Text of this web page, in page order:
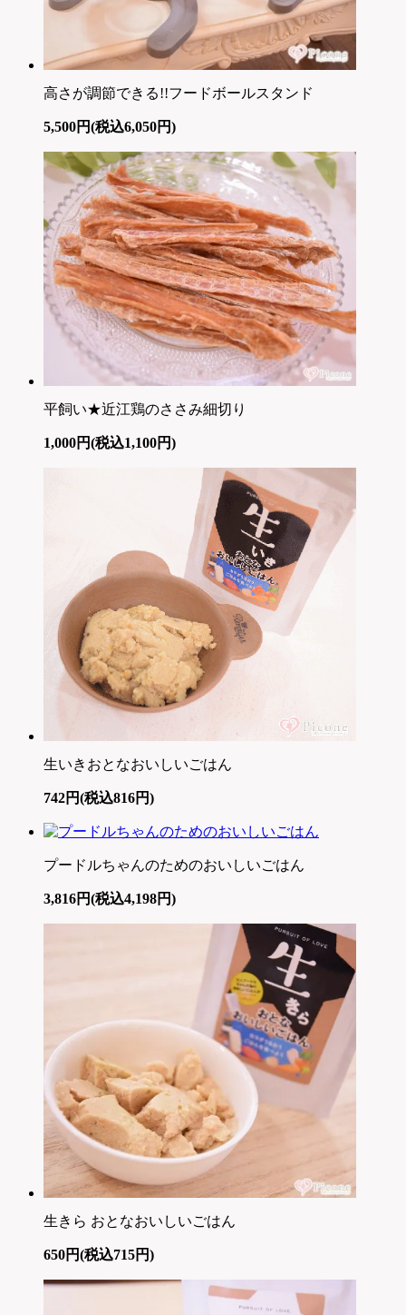
高さが調節できる!!フードボールスタンド
5,500円(税込6,050円)
平飼い★近江鶏のささみ細切り
1,000円(税込1,100円)
生いきおとなおいしいごはん
742円(税込816円)
プードルちゃんのためのおいしいごはん
3,816円(税込4,198円)
生きら おとなおいしいごはん
650円(税込715円)